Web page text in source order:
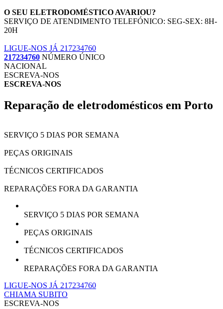
O SEU ELETRODOMÉSTICO AVARIOU?
SERVIÇO DE ATENDIMENTO TELEFÓNICO: SEG-SEX: 8H-
20H
LIGUE-NOS JÁ 217234760
217234760 NÚMERO ÚNICO
NACIONAL
ESCREVA-NOS
ESCREVA-NOS
Reparação de eletrodomésticos em Porto
SERVIÇO 5 DIAS POR SEMANA
PEÇAS ORIGINAIS
TÉCNICOS CERTIFICADOS
REPARAÇÕES FORA DA GARANTIA
SERVIÇO 5 DIAS POR SEMANA
PEÇAS ORIGINAIS
TÉCNICOS CERTIFICADOS
REPARAÇÕES FORA DA GARANTIA
LIGUE-NOS JÁ 217234760
CHIAMA SUBITO
ESCREVA-NOS